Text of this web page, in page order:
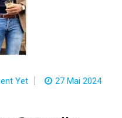
Yet 27 Mai 2024